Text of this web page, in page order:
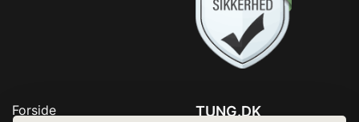
Forside
TUNG.DK